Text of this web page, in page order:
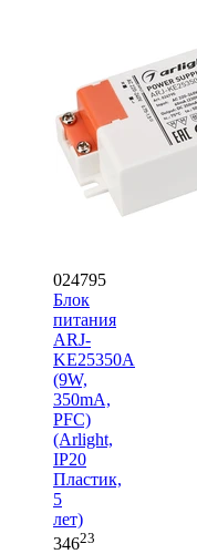
024795
Блок
питания
ARJ-
KE25350A
(9W,
350mA,
PFC)
(Arlight,
IP20
Пластик,
5
лет)
34623